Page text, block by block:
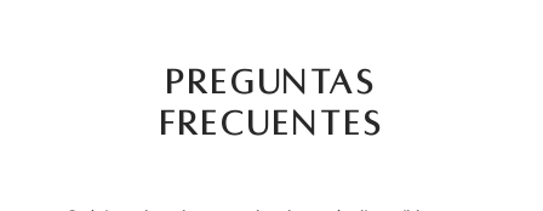
PREGUNTAS
FRECUENTES